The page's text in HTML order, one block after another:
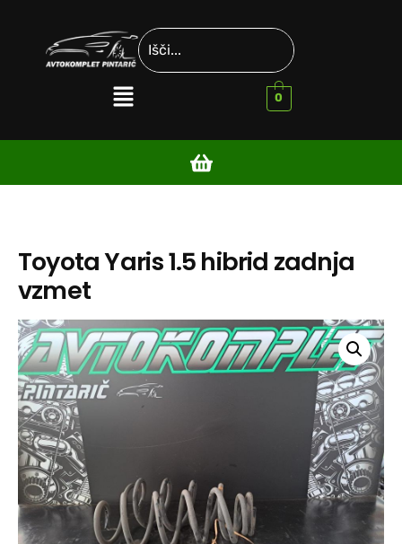
0
Toyota Yaris 1.5 hibrid zadnja
vzmet